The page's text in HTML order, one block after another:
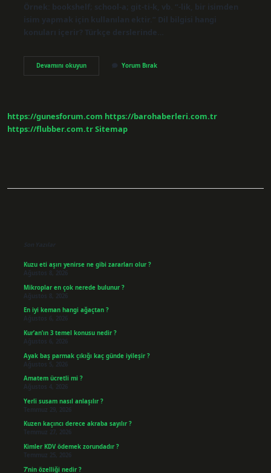
Örnek: bookshelf; school-a; git-ti-k, vb. “-lik, bir isimden
isim yapmak için kullanılan ektir.” Dil bilgisi hangi
konuları içerir? Türkçe derslerinde…
Devamını okuyunBiçim
Bilgisi
Yorum Bırak
https://gunesforum.com https://barohaberleri.com.tr
https://flubber.com.trSitemap
Son Yazılar
Kuzu eti aşırı yenirse ne gibi zararları olur ?
Ağustos 8, 2026
Mikroplar en çok nerede bulunur ?
Ağustos 8, 2026
En iyi keman hangi ağaçtan ?
Ağustos 6, 2026
Kur’an’ın 3 temel konusu nedir ?
Ağustos 6, 2026
Ayak baş parmak çıkığı kaç günde iyileşir ?
Ağustos 5, 2026
Amatem ücretli mi ?
Ağustos 4, 2026
Yerli susam nasıl anlaşılır ?
Temmuz 29, 2026
Kuzen kaçıncı derece akraba sayılır ?
Temmuz 27, 2026
Kimler KDV ödemek zorundadır ?
Temmuz 25, 2026
7’nin özelliği nedir ?